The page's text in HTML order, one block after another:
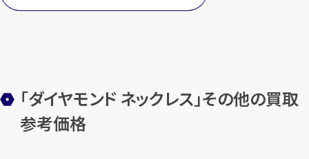
「ダイヤモンド ネックレス」その他の買取
参考価格